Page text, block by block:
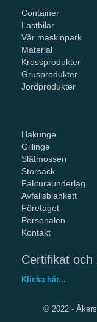
Container
Lastbilar
Vår maskinpark
Material
Krossprodukter
Grusprodukter
Jordprodukter
Hakunge
Gillinge
Slätmossen
Storsäck
Fakturaunderlag
Avfallsblankett
Företaget
Personalen
Kontakt
Certifikat och
Klicka här...
© 2022 -